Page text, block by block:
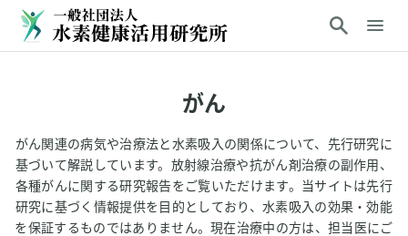
がん
がん関連の病気や治療法と水素吸入の関係について、先行研究に
基づいて解説しています。放射線治療や抗がん剤治療の副作用、
各種がんに関する研究報告をご覧いただけます。当サイトは先行
研究に基づく情報提供を目的としており、水素吸入の効果・効能
を保証するものではありません。現在治療中の方は、担当医にご